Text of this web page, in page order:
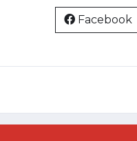
Facebook